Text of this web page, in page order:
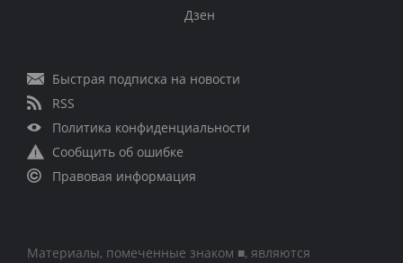
Дзен
Быстрая подписка на новости
RSS
Политика конфиденциальности
Сообщить об ошибке
Правовая информация
Материалы, помеченные знаком ■, являются